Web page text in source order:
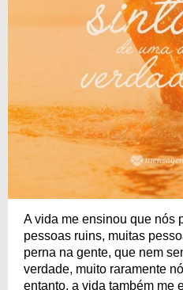
A vida me ensinou que nós
pessoas ruins, muitas
perna na gente, que nem
verdade, muito raramente
entanto, a vida também me